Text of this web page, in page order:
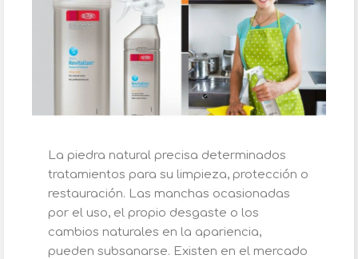
La piedra natural precisa determinados
tratamientos para su limpieza, protección o
restauración. Las manchas ocasionadas
por el uso, el propio desgaste o los
cambios naturales en la apariencia,
pueden subsanarse. Existen en el mercado